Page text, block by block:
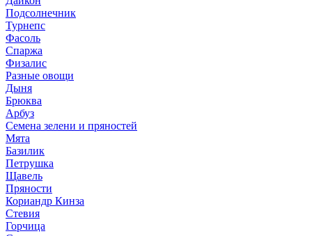
Подсолнечник
Турнепс
Фасоль
Спаржа
Физалис
Разные овощи
Дыня
Брюква
Арбуз
Семена зелени и пряностей
Мята
Базилик
Петрушка
Щавель
Пряности
Кориандр Кинза
Стевия
Горчица